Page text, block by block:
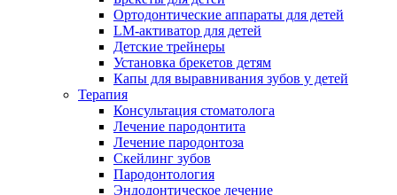
Ортодонтические аппараты для детей
LM-активатор для детей
Детские трейнеры
Установка брекетов детям
Капы для выравнивания зубов у детей
Терапия
Консультация стоматолога
Лечение пародонтита
Лечение пародонтоза
Скейлинг зубов
Пародонтология
Эндодонтическое лечение